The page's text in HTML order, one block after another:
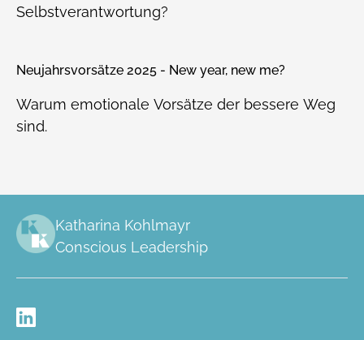
Selbstverantwortung?
Neujahrsvorsätze 2025 - New year, new me?
Warum emotionale Vorsätze der bessere Weg
sind.
Katharina Kohlmayr
Conscious Leadership